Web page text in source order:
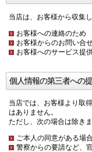
当店は、お客様から収集
お客様への連絡のため
お客様からのお問い合
お客様へのサービス提
個人情報の第三者への
当店では、お客様より取
はありません。
ただし、次の場合は除きま
ご本人の同意がある場
警察からの要請など、